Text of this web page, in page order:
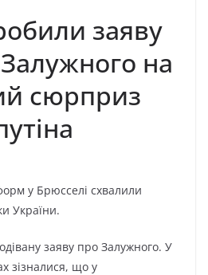
заяву
на
сюрприз
у Брюсселі схвалили
України.
заяву про Залужного. У
зізналися, що у